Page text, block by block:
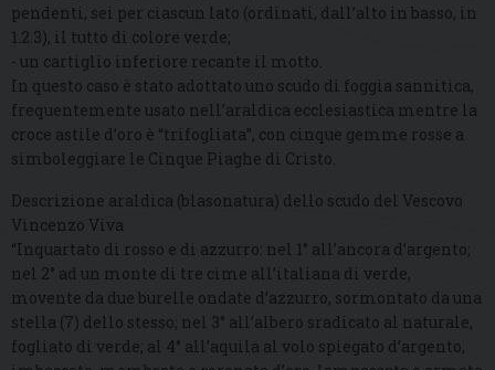
pendenti, sei per ciascun lato (ordinati, dall’alto in basso, in
1.2.3), il tutto di colore verde;
- un cartiglio inferiore recante il motto.
In questo caso è stato adottato uno scudo di foggia sannitica,
frequentemente usato nell’araldica ecclesiastica mentre la
croce astile d’oro è “trifogliata”, con cinque gemme rosse a
simboleggiare le Cinque Piaghe di Cristo.
Descrizione araldica (blasonatura) dello scudo del Vescovo
Vincenzo Viva
“Inquartato di rosso e di azzurro: nel 1° all’ancora d’argento;
nel 2° ad un monte di tre cime all’italiana di verde,
movente da due burelle ondate d’azzurro, sormontato da una
stella (7) dello stesso; nel 3° all’albero sradicato al naturale,
fogliato di verde; al 4° all’aquila al volo spiegato d’argento,